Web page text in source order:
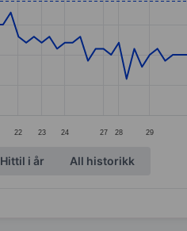
22 23 24 27 28 29
Hittil i år All historikk